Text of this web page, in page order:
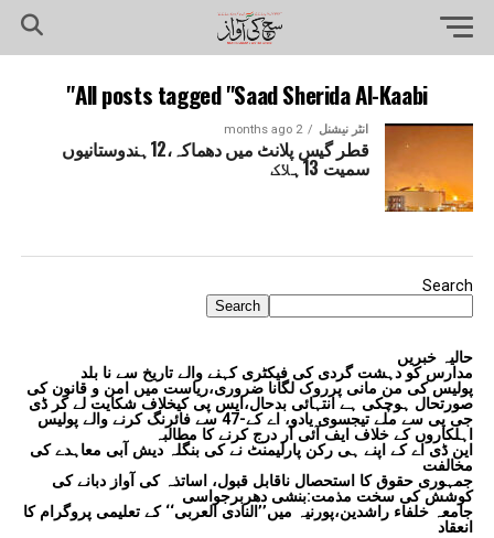
All posts tagged "Saad Sherida Al-Kaabi"
انٹر نیشنل 2 months ago
قطر گیس پلانٹ میں دھماکہ،12ہندوستانیوں
سمیت 13ہلاک
Search
Search
حالیہ خبریں
مدارس کو دہشت گردی کی فیکٹری کہنے والے تاریخ سے نا بلد
پولیس کی من مانی پرروک لگانا ضروری،ریاست میں امن و قانون کی
صورتحال ہوچکی ہے انتہائی بدحال،ایس پی کیخلاف شکایت لے کر ڈی
جی پی سے ملے تیجسوی یادو، اے کے-47 سے فائرنگ کرنے والے پولیس
اہلکاروں کے خلاف ایف آئی آر درج کرنے کا مطالبہ
این ڈی اے کے اپنے ہی رکن پارلیمنٹ نے کی بنگلہ دیش آبی معاہدے کی
مخالفت
جمہوری حقوق کا استحصال ناقابل قبول، اساتذہ کی آواز دبانے کی
کوشش کی سخت مذمت:بنشی دھربرجواسی
جامعہ خلفاء راشدین،پورنیہ میں’’النادی العربی‘‘ کے تعلیمی پروگرام کا
انعقاد